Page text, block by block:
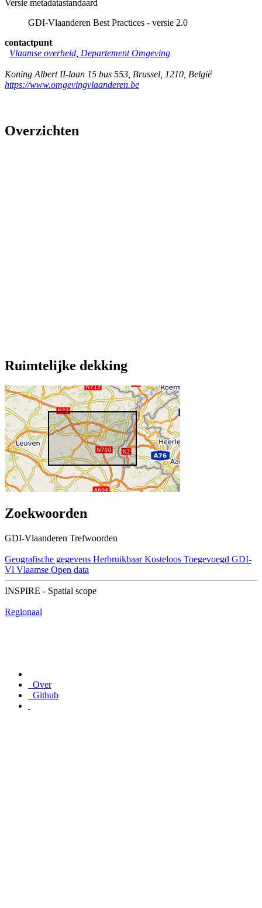
Versie metadatastandaard
GDI-Vlaanderen Best Practices - versie 2.0
contactpunt
Vlaamse overheid, Departement Omgeving
Koning Albert II-laan 15 bus 553 Brussel 1210 België
https://www.omgevingvlaanderen.be
Overzichten
Ruimtelijke dekking
Zoekwoorden
GDI-Vlaanderen Trefwoorden
Geografische gegevens Herbruikbaar Kosteloos Toegevoegd GDI-
Vl Vlaamse Open data
INSPIRE - Spatial scope
Regionaal
Over
Github